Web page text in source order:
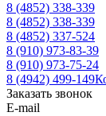
8 (4852) 338-339
8 (4852) 338-339
8 (4852) 337-524
8 (910) 973-83-39
8 (910) 973-75-24
8 (4942) 499-149
Заказать звонок
E-mail